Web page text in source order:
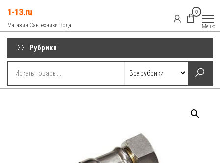
содержимому
1-13.ru
Магазин Сантехники Вода
0
Меню
Рубрики